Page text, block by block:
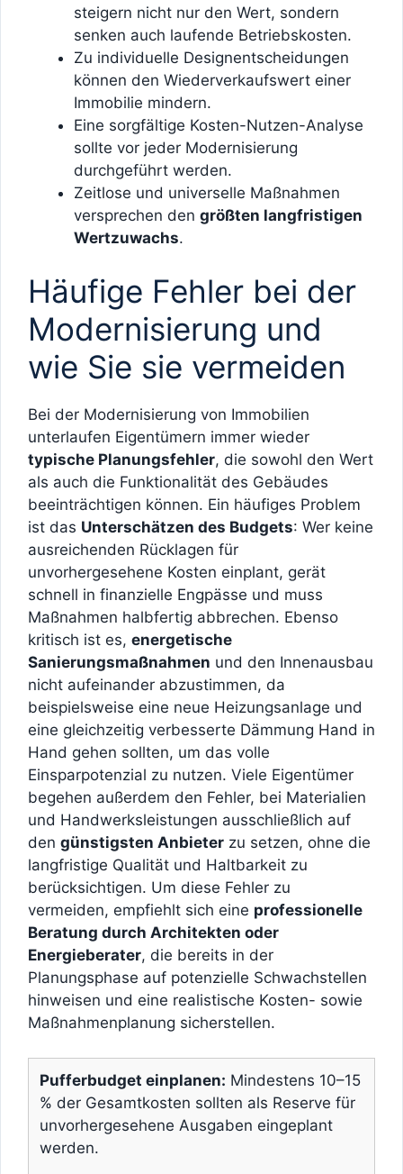
steigern nicht nur den Wert, sondern
senken auch laufende Betriebskosten.
Zu individuelle Designentscheidungen
können den Wiederverkaufswert einer
Immobilie mindern.
Eine sorgfältige Kosten-Nutzen-Analyse
sollte vor jeder Modernisierung
durchgeführt werden.
Zeitlose und universelle Maßnahmen
versprechen den größten langfristigen
Wertzuwachs.
Häufige Fehler bei der
Modernisierung und
wie Sie sie vermeiden
Bei der Modernisierung von Immobilien
unterlaufen Eigentümern immer wieder
typische Planungsfehler, die sowohl den Wert
als auch die Funktionalität des Gebäudes
beeinträchtigen können. Ein häufiges Problem
ist das Unterschätzen des Budgets: Wer keine
ausreichenden Rücklagen für
unvorhergesehene Kosten einplant, gerät
schnell in finanzielle Engpässe und muss
Maßnahmen halbfertig abbrechen. Ebenso
kritisch ist es, energetische
Sanierungsmaßnahmen und den Innenausbau
nicht aufeinander abzustimmen, da
beispielsweise eine neue Heizungsanlage und
eine gleichzeitig verbesserte Dämmung Hand in
Hand gehen sollten, um das volle
Einsparpotenzial zu nutzen. Viele Eigentümer
begehen außerdem den Fehler, bei Materialien
und Handwerksleistungen ausschließlich auf
den günstigsten Anbieter zu setzen, ohne die
langfristige Qualität und Haltbarkeit zu
berücksichtigen. Um diese Fehler zu
vermeiden, empfiehlt sich eine professionelle
Beratung durch Architekten oder
Energieberater, die bereits in der
Planungsphase auf potenzielle Schwachstellen
hinweisen und eine realistische Kosten- sowie
Maßnahmenplanung sicherstellen.
Pufferbudget einplanen: Mindestens 10–15
% der Gesamtkosten sollten als Reserve für
unvorhergesehene Ausgaben eingeplant
werden.